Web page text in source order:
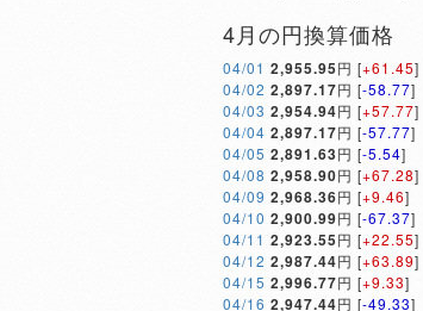
4月の円換算価格
04/01 2,955.95円 [+61.45]
04/02 2,897.17円 [-58.77]
04/03 2,954.94円 [+57.77]
04/04 2,897.17円 [-57.77]
04/05 2,891.63円 [-5.54]
04/08 2,958.90円 [+67.28]
04/09 2,968.36円 [+9.46]
04/10 2,900.99円 [-67.37]
04/11 2,923.55円 [+22.55]
04/12 2,987.44円 [+63.89]
04/15 2,996.77円 [+9.33]
04/16 2,947.44円 [-49.33]